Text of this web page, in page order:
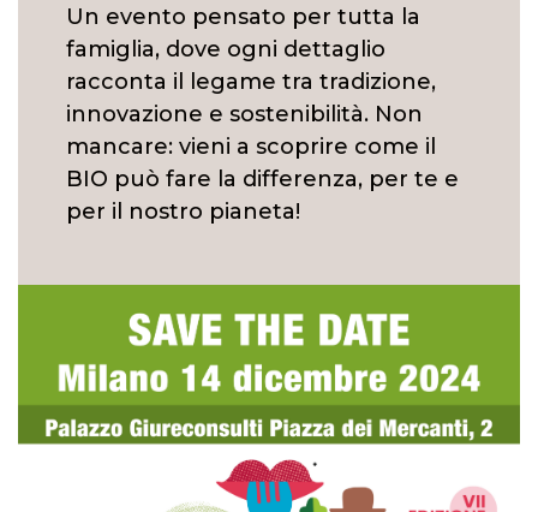
Un evento pensato per tutta la
famiglia, dove ogni dettaglio
racconta il legame tra tradizione,
innovazione e sostenibilità. Non
mancare: vieni a scoprire come il
BIO può fare la differenza, per te e
per il nostro pianeta!